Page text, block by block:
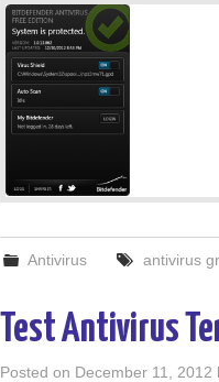
Antivirus antivirus
Test Antivirus
Posted on December 11, 2012